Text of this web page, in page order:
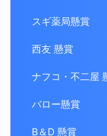
スギ薬局懸賞
西友 懸賞
ナフコ・不二屋
バロー懸賞
B＆D 懸賞